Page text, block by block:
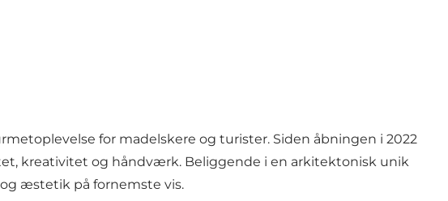
for madelskere og turister. Siden åbningen i 2022
kreativitet og håndværk. Beliggende i en arkitektonisk unik
æstetik på fornemste vis.